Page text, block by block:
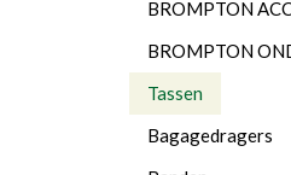
BROMPTON
BROMPTON
Tassen
Bagagedragers